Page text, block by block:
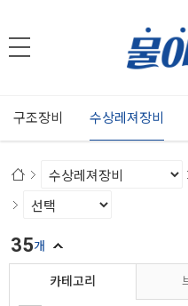
구조장비 수상레져장비
카테고리
35개